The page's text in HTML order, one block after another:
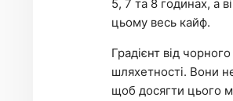
5, 7 та 8 годинах, а
цьому весь кайф.
Градієнт від
шляхетності. Вони
щоб досягти цього